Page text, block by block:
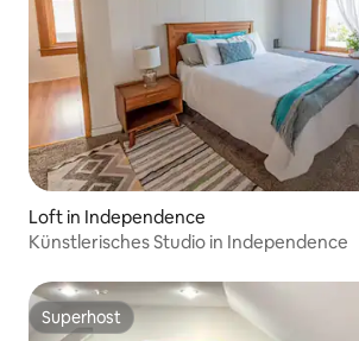
Loft in Independence
Künstlerisches Studio in Independence
Superhost
Superhost